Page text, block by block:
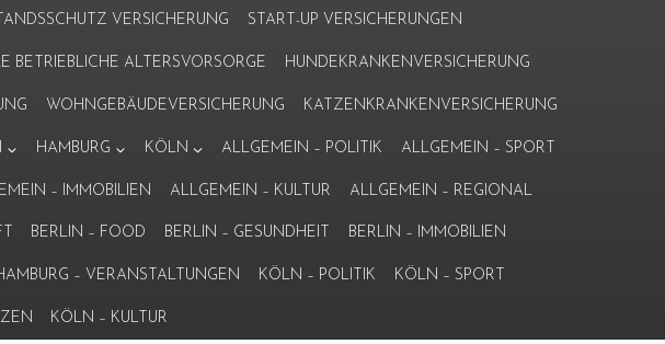
VERSICHERUNG START-UP VERSICHERUNGEN
BETRIEBLICHE ALTERSVORSORGE HUNDEKRANKENVERSICHERUNG
WOHNGEBÄUDEVERSICHERUNG KATZENKRANKENVERSICHERUNG
HAMBURG KÖLN ALLGEMEIN – POLITIK ALLGEMEIN – SPORT
– IMMOBILIEN ALLGEMEIN – KULTUR ALLGEMEIN – REGIONAL
BERLIN – FOOD BERLIN – GESUNDHEIT BERLIN – IMMOBILIEN
– VERANSTALTUNGEN KÖLN – POLITIK KÖLN – SPORT
KÖLN – KULTUR